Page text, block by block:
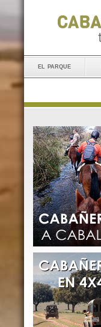
el parque